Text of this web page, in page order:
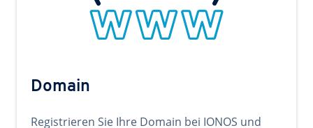
Domain
Registrieren Sie Ihre Domain bei IONOS und